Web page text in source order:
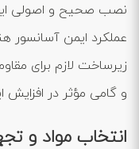
نصب صحیح و اصولی
عملکرد ایمن آسانسور
زیرساخت لازم برای
و گامی مؤثر در
انتخاب مواد و